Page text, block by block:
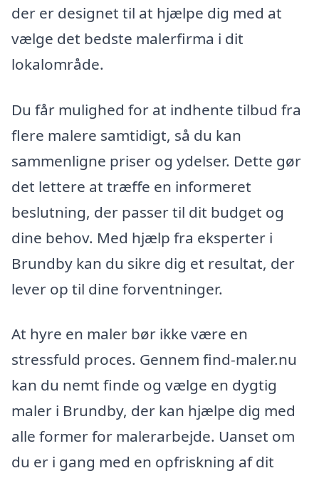
der er designet til at hjælpe dig med at
vælge det bedste malerfirma i dit
lokalområde.
Du får mulighed for at indhente tilbud fra
flere malere samtidigt, så du kan
sammenligne priser og ydelser. Dette gør
det lettere at træffe en informeret
beslutning, der passer til dit budget og
dine behov. Med hjælp fra eksperter i
Brundby kan du sikre dig et resultat, der
lever op til dine forventninger.
At hyre en maler bør ikke være en
stressfuld proces. Gennem find-maler.nu
kan du nemt finde og vælge en dygtig
maler i Brundby, der kan hjælpe dig med
alle former for malerarbejde. Uanset om
du er i gang med en opfriskning af dit